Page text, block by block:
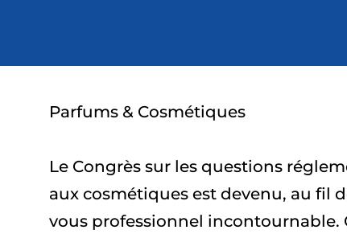
Parfums & Cosmétiques
Le Congrès sur les questions
aux cosmétiques est devenu, au fil
vous professionnel incontournable.